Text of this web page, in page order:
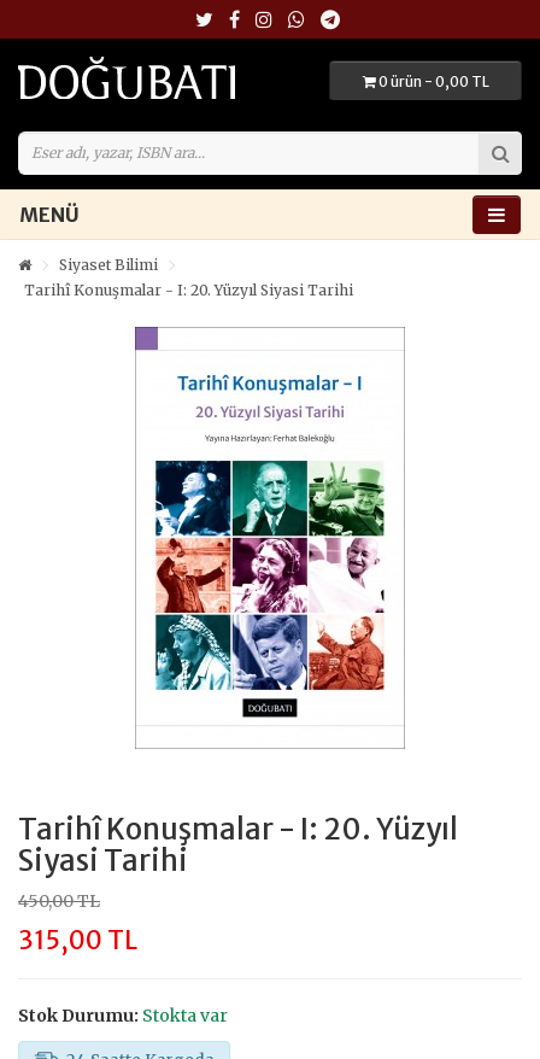
0 ürün - 0,00 TL
MENÜ
Siyaset Bilimi
Tarihî Konuşmalar - I: 20. Yüzyıl Siyasi Tarihi
Tarihî Konuşmalar - I: 20. Yüzyıl
Siyasi Tarihi
450,00 TL
315,00 TL
Stok Durumu: Stokta var